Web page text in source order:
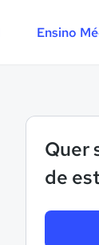
Ensino
Quer
de